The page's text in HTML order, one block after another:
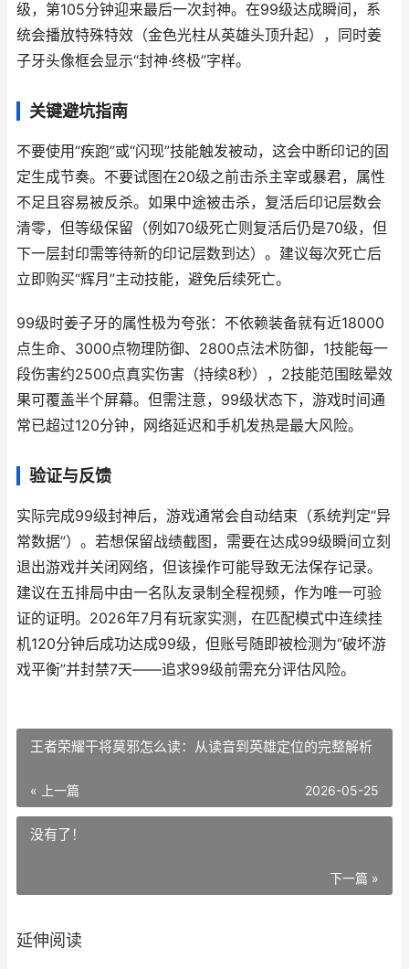
级，第105分钟迎来最后一次封神。在99级达成瞬间，系
统会播放特殊特效（金色光柱从英雄头顶升起），同时姜
子牙头像框会显示“封神·终极”字样。
关键避坑指南
不要使用“疾跑”或“闪现”技能触发被动，这会中断印记的固
定生成节奏。不要试图在20级之前击杀主宰或暴君，属性
不足且容易被反杀。如果中途被击杀，复活后印记层数会
清零，但等级保留（例如70级死亡则复活后仍是70级，但
下一层封印需等待新的印记层数到达）。建议每次死亡后
立即购买“辉月”主动技能，避免后续死亡。
99级时姜子牙的属性极为夸张：不依赖装备就有近18000
点生命、3000点物理防御、2800点法术防御，1技能每一
段伤害约2500点真实伤害（持续8秒），2技能范围眩晕效
果可覆盖半个屏幕。但需注意，99级状态下，游戏时间通
常已超过120分钟，网络延迟和手机发热是最大风险。
验证与反馈
实际完成99级封神后，游戏通常会自动结束（系统判定“异
常数据”）。若想保留战绩截图，需要在达成99级瞬间立刻
退出游戏并关闭网络，但该操作可能导致无法保存记录。
建议在五排局中由一名队友录制全程视频，作为唯一可验
证的证明。2026年7月有玩家实测，在匹配模式中连续挂
机120分钟后成功达成99级，但账号随即被检测为“破坏游
戏平衡”并封禁7天——追求99级前需充分评估风险。
王者荣耀干将莫邪怎么读：从读音到英雄定位的完整解析
« 上一篇 2026-05-25
没有了！
下一篇 »
延伸阅读